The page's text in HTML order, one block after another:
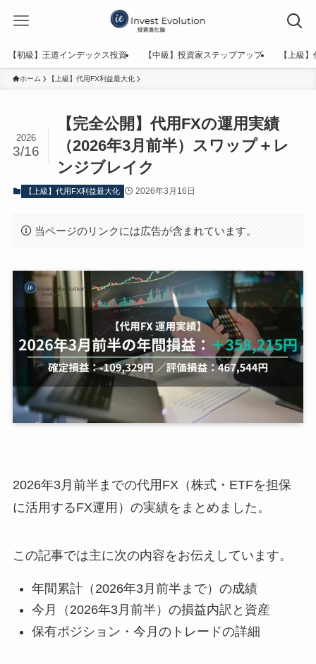
【初級】王道インデックス投資 【中級】投資家ステップアップ 【上級
ホーム 【上級】代用FX利益最大化
【完全公開】代用FXの運用実績
（2026年3月前半）スワップ＋レ
ンジブレイク
2026
3/16
【上級】代用FX利益最大化 2026年3月16日
当ページのリンクには広告が含まれています。
2026年3月前半までの代用FX（株式・ETFを担保
に活用するFX運用）の実績をまとめました。
この記事では主に次の内容をお伝えしています。
年間累計（2026年3月前半まで）の成績
今月（2026年3月前半）の損益内訳と資産
保有ポジション・今月のトレードの詳細